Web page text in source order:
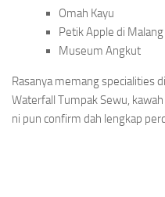
Omah Kayu
Petik Apple di Malang
Museum Angkut
Rasanya memang specialities
Waterfall Tumpak Sewu,
ni pun confirm dah lengkap